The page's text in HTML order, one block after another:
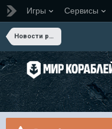
Игры Сервисы
Новости разработки